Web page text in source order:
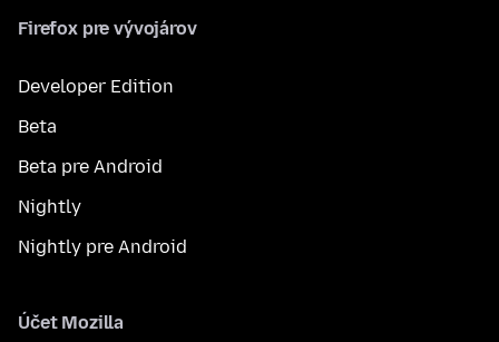
Firefox pre vývojárov
Developer Edition
Beta
Beta pre Android
Nightly
Nightly pre Android
Účet Mozilla